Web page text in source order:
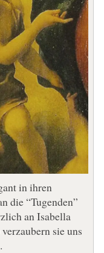
in ihren
die “Tugenden”
an Isabella
sie uns